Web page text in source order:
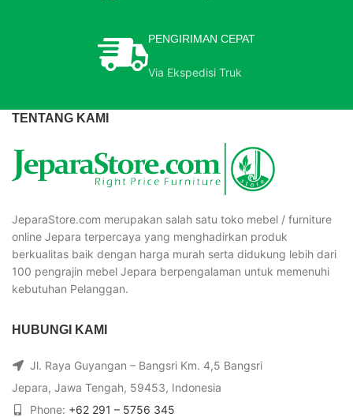
PENGIRIMAN CEPAT
Via Ekspedisi Truk
TENTANG KAMI
JeparaStore.com merupakan salah satu toko mebel / furniture
online Jepara terpercaya yang menghadirkan produk
berkualitas baik dengan harga murah serta didukung lebih dari
100 pengrajin mebel Jepara berpengalaman untuk memenuhi
kebutuhan Pelanggan.
HUBUNGI KAMI
Jl. Raya Guyangan – Bangsri Km. 4,5 Bangsri
Jepara, Jawa Tengah, 59453, Indonesia
Phone: +62 291 – 5756 345